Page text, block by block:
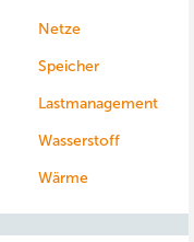
Netze
Speicher
Lastmanagement
Wasserstoff
Wärme